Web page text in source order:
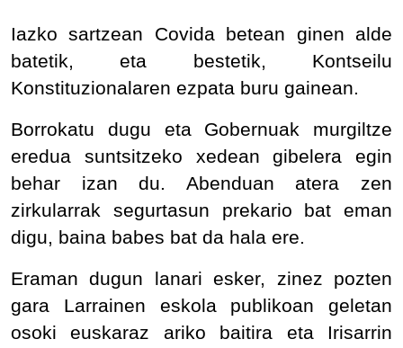
Iazko sartzean Covida betean ginen alde
batetik, eta bestetik, Kontseilu
Konstituzionalaren ezpata buru gainean.
Borrokatu dugu eta Gobernuak murgiltze
eredua suntsitzeko xedean gibelera egin
behar izan du. Abenduan atera zen
zirkularrak segurtasun prekario bat eman
digu, baina babes bat da hala ere.
Eraman dugun lanari esker, zinez pozten
gara Larrainen eskola publikoan geletan
osoki euskaraz ariko baitira eta Irisarrin